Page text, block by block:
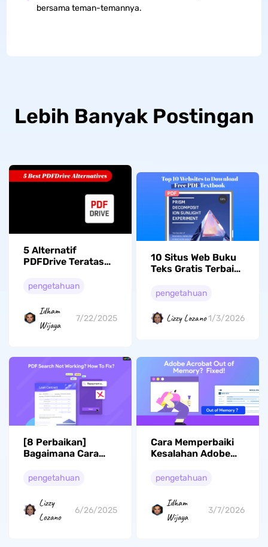
bersama teman-temannya.
Lebih Banyak Postingan
5 Alternatif
PDFDrive Teratas
Mendetail)
pengetahuan
Idham
Wijaya
7/22/2025
10 Situs Web Buku
Teks Gratis Terbaik
Buku PDF 2026
pengetahuan
Lizzy Lozano1/3/2026
[8 Perbaikan]
Bagaimana Cara
Pencarian PDF yang
pengetahuan
Lizzy
Lozano
6/26/2025
Cara Memperbaiki
Kesalahan Adobe
Memory" (4 Solusi
Alternatif yang
Lebih Baik)
pengetahuan
Idham
Wijaya
3/7/2026